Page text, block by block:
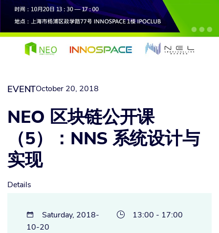
EVENTOctober 20, 2018
NEO 区块链公开课
（5）：NNS 系统设计与
实现
Details

Saturday, 2018-
10-20
 13:00 - 17:00